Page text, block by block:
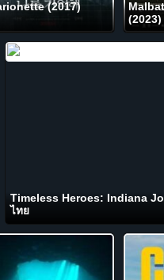
(2017)
(2023)
Timeless Heroes: Indiana
ไทย